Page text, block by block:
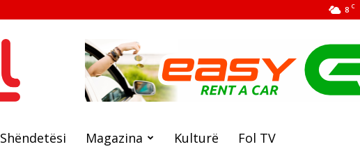
8 C
Shëndetësi Magazina Kulturë Fol TV